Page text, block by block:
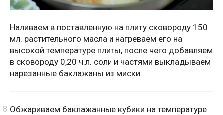
Наливаем в поставленную на плиту сковороду 150
мл. растительного масла и нагреваем его на
высокой температуре плиты, после чего добавляем
в сковороду 0,20 ч.л. соли и частями выкладываем
нарезанные баклажаны из миски.
Обжариваем баклажанные кубики на температуре